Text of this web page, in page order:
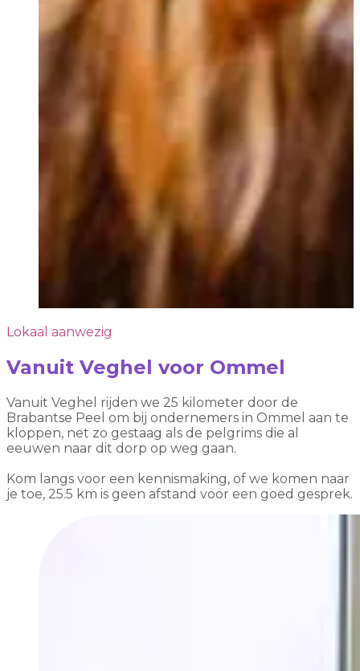
Lokaal aanwezig
Vanuit Veghel voor Ommel
Vanuit Veghel rijden we 25 kilometer door de
Brabantse Peel om bij ondernemers in Ommel aan te
kloppen, net zo gestaag als de pelgrims die al
eeuwen naar dit dorp op weg gaan.
Kom langs voor een kennismaking, of we komen naar
je toe, 25.5 km is geen afstand voor een goed gesprek.